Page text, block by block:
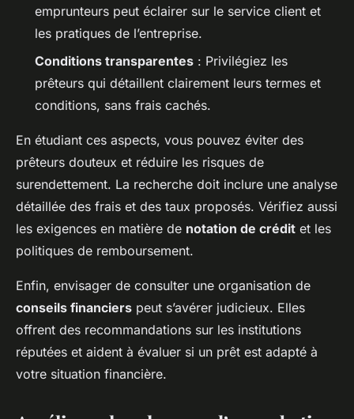
emprunteurs peut éclairer sur le service client et
les pratiques de l’entreprise.
Conditions transparentes : Privilégiez les
prêteurs qui détaillent clairement leurs termes et
conditions, sans frais cachés.
En étudiant ces aspects, vous pouvez éviter des
prêteurs douteux et réduire les risques de
surendettement. La recherche doit inclure une analyse
détaillée des frais et des taux proposés. Vérifiez aussi
les exigences en matière de notation de crédit et les
politiques de remboursement.
Enfin, envisager de consulter une organisation de
conseils financiers peut s’avérer judicieux. Elles
offrent des recommandations sur les institutions
réputées et aident à évaluer si un prêt est adapté à
votre situation financière.